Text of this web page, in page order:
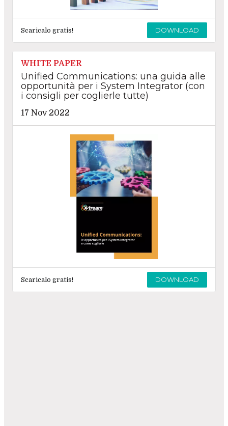
Scaricalo gratis! DOWNLOAD
WHITE PAPER
Unified Communications: una guida alle
opportunità per i System Integrator (con
i consigli per coglierle tutte)
17 Nov 2022
Scaricalo gratis! DOWNLOAD